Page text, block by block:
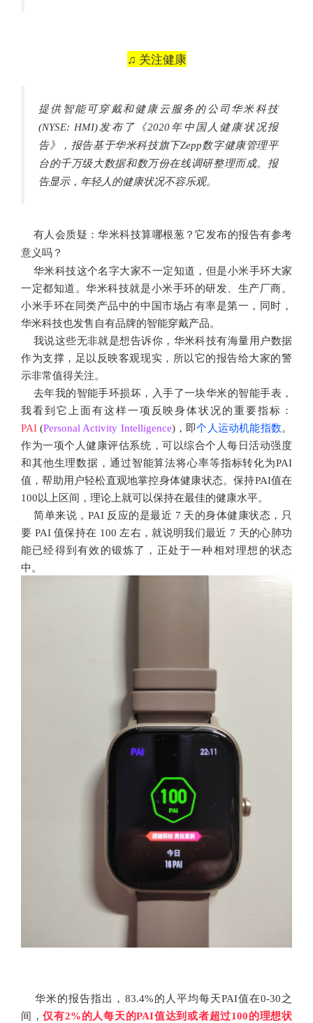
♫ 关注健康
提供智能可穿戴和健康云服务的公司华米科技
(NYSE: HMI)发布了《2020年中国人健康状况报
告》，报告基于华米科技旗下Zepp数字健康管理平
台的千万级大数据和数万份在线调研整理而成。报
告显示，年轻人的健康状况不容乐观。
有人会质疑：华米科技算哪根葱？它发布的报告有参考
意义吗？
华米科技这个名字大家不一定知道，但是小米手环大家
一定都知道。华米科技就是小米手环的研发、生产厂商。
小米手环在同类产品中的中国市场占有率是第一，同时，
华米科技也发售自有品牌的智能穿戴产品。
我说这些无非就是想告诉你，华米科技有海量用户数据
作为支撑，足以反映客观现实，所以它的报告给大家的警
示非常值得关注。
去年我的智能手环损坏，入手了一块华米的智能手表，
我看到它上面有这样一项反映身体状况的重要指标：
PAI (Personal Activity Intelligence)，即个人运动机能指数。
作为一项个人健康评估系统，可以综合个人每日活动强度
和其他生理数据，通过智能算法将心率等指标转化为PAI
值，帮助用户轻松直观地掌控身体健康状态。保持PAI值在
100以上区间，理论上就可以保持在最佳的健康水平。
简单来说，PAI 反应的是最近 7 天的身体健康状态，只
要 PAI 值保持在 100 左右，就说明我们最近 7 天的心肺功
能已经得到有效的锻炼了，正处于一种相对理想的状态
中。
华米的报告指出，83.4%的人平均每天PAI值在0-30之
间，仅有2%的人每天的PAI值达到或者超过100的理想状